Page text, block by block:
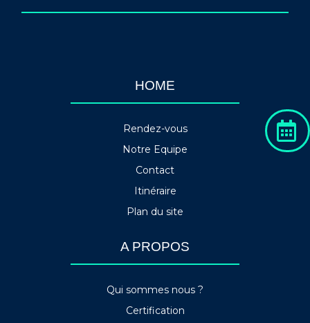
HOME
Rendez-vous
Notre Equipe
Contact
Itinéraire
Plan du site
A PROPOS
Qui sommes nous ?
Certification